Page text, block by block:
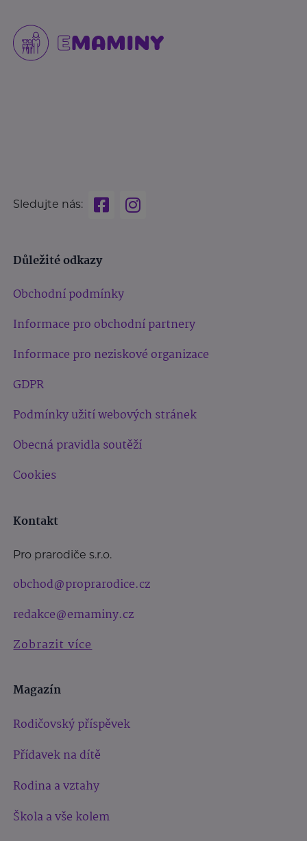
Sledujte nás:
Důležité odkazy
Obchodní podmínky
Informace pro obchodní partnery
Informace pro neziskové organizace
GDPR
Podmínky užití webových stránek
Obecná pravidla soutěží
Cookies
Kontakt
Pro prarodiče s.r.o.
obchod@proprarodice.cz
redakce@emaminy.cz
Zobrazit více
Magazín
Rodičovský příspěvek
Přídavek na dítě
Rodina a vztahy
Škola a vše kolem